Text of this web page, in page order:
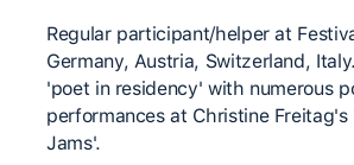
Regular participant/helper at
Germany, Austria, Switzerland,
'poet in residency' with numerous
performances at Christine
Jams'.